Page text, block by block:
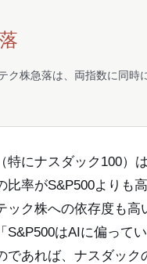
ク株急落は、両指数に同時
特にナスダック100）
比率がS&P500よりも
ック株への依存度も高
S&P500はAIに偏って
であれば、ナスダック